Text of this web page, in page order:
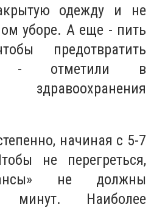
одежду и не
уборе. А еще - пить
предотвратить
- отметили в
начиная с 5-7
не перегреться,
не должны
Наиболее